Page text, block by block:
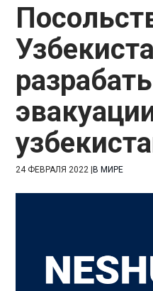
24 ФЕВРАЛЯ 2022 |В МИРЕ